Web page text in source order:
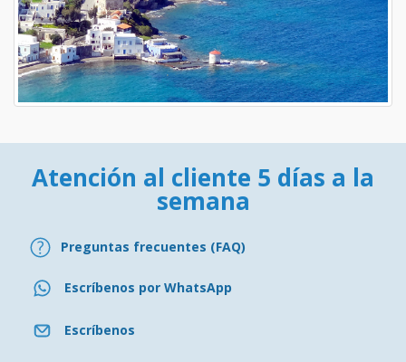
Atención al cliente 5 días a la
semana
Preguntas frecuentes (FAQ)
Escríbenos por WhatsApp
Escríbenos